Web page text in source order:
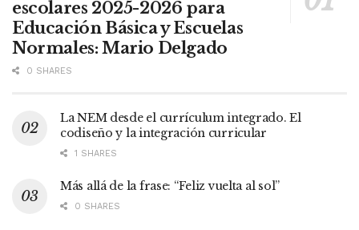
escolares 2025-2026 para
Educación Básica y Escuelas
Normales: Mario Delgado
0 SHARES
La NEM desde el currículum integrado. El
codiseño y la integración curricular
1 SHARES
Más allá de la frase: “Feliz vuelta al sol”
0 SHARES